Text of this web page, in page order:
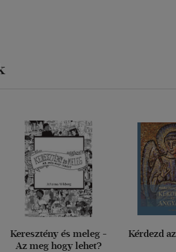
Keresztény és meleg -
Az meg hogy lehet?
Kérdezd